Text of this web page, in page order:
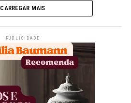
CARREGAR MAIS
PUBLICIDADE